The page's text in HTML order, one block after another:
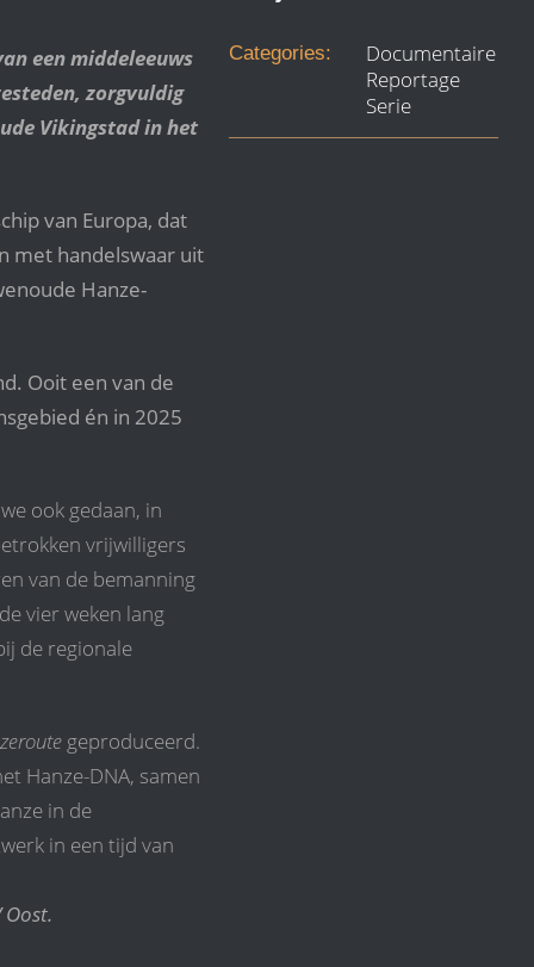
een middeleeuws
zorgvuldig
Vikingstad in het
van Europa, dat
met handelswaar uit
Hanze-
Ooit een van de
én in 2025
ook gedaan, in
vrijwilligers
van de bemanning
vier weken lang
de regionale
geproduceerd.
Hanze-DNA, samen
in de
in een tijd van
Categories:
Documentaire
Reportage
Serie